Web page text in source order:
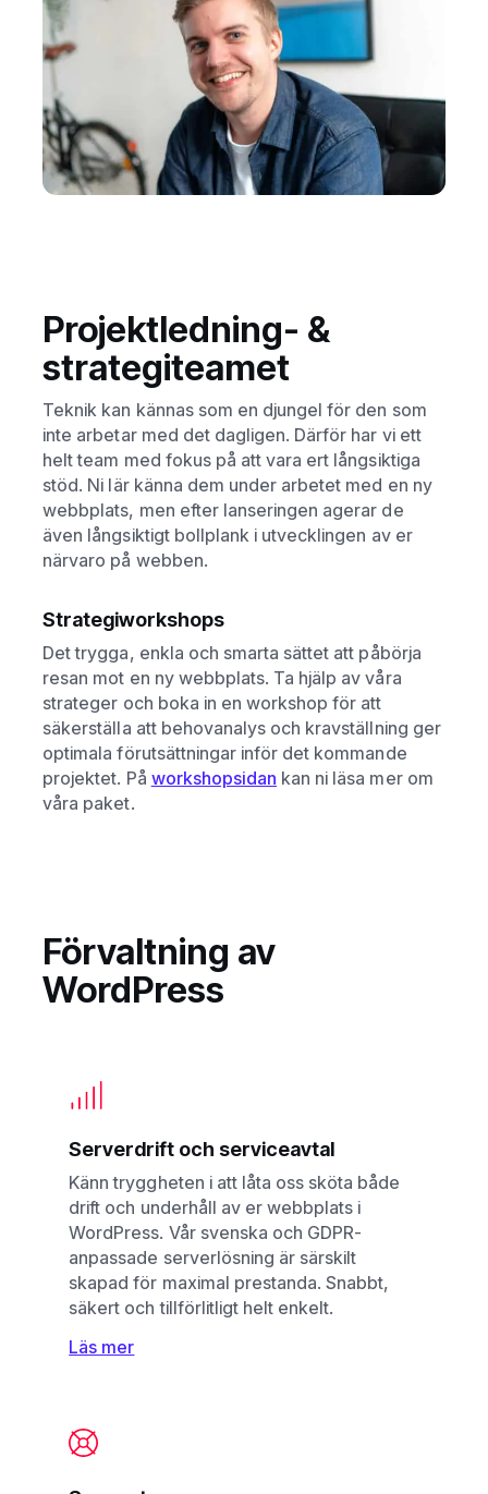
Projektledning- &
strategiteamet
Teknik kan kännas som en djungel för den som
inte arbetar med det dagligen. Därför har vi ett
helt team med fokus på att vara ert långsiktiga
stöd. Ni lär känna dem under arbetet med en ny
webbplats, men efter lanseringen agerar de
även långsiktigt bollplank i utvecklingen av er
närvaro på webben.
Strategiworkshops
Det trygga, enkla och smarta sättet att påbörja
resan mot en ny webbplats. Ta hjälp av våra
strateger och boka in en workshop för att
säkerställa att behovanalys och kravställning ger
optimala förutsättningar inför det kommande
projektet. På workshopsidan kan ni läsa mer om
våra paket.
Förvaltning av
WordPress
Serverdrift och serviceavtal
Känn tryggheten i att låta oss sköta både
drift och underhåll av er webbplats i
WordPress. Vår svenska och GDPR-
anpassade serverlösning är särskilt
skapad för maximal prestanda. Snabbt,
säkert och tillförlitligt helt enkelt.
Läs mer